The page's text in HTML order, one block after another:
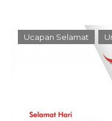
Ucapan Selamat